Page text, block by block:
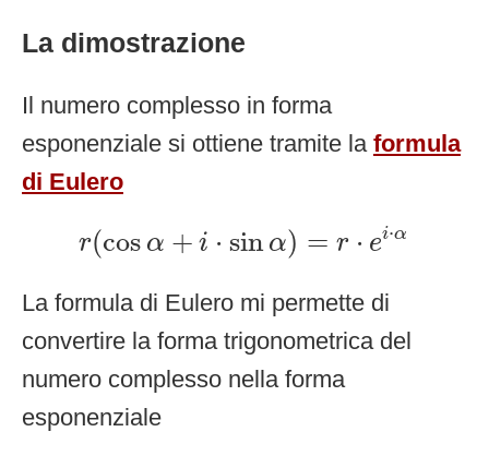
La dimostrazione
Il numero complesso in forma
esponenziale si ottiene tramite la formula
di Eulero
r(cos α + i ⋅ sin α) = r ⋅ ei⋅α
α + sin )=
La formula di Eulero mi permette di
convertire la forma trigonometrica del
numero complesso nella forma
esponenziale